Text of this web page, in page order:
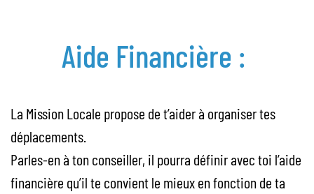
Aide Financière :
La Mission Locale propose de t’aider à organiser tes
déplacements.
Parles-en à ton conseiller, il pourra définir avec toi l’aide
financière qu’il te convient le mieux en fonction de ta